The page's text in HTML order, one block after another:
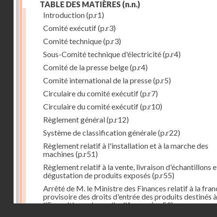
TABLE DES MATIÈRES (n.n.)
Introduction(p.r1)
Comité exécutif(p.r3)
Comité technique(p.r3)
Sous-Comité technique d'électricité(p.r4)
Comité de la presse belge(p.r4)
Comité international de la presse(p.r5)
Circulaire du comité exécutif(p.r7)
Circulaire du comité exécutif(p.r10)
Règlement général(p.r12)
Système de classification générale(p.r22)
Règlement relatif à l'installation et à la marche des
machines (p.r51)
Règlement relatif à la vente, livraison d'échantillons
dégustation de produits exposés (p.r55)
Arrêté de M. le Ministre des Finances relatif à la
provisoire des droits d'entrée des produits destinés à
l'Exposition universelle d'Anvers(p.r59)